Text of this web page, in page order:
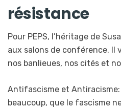
résistance
Pour PEPS, l’héritage de
aux salons de conférence. Il
nos banlieues, nos cités et
Antifascisme et
beaucoup, que le fascisme